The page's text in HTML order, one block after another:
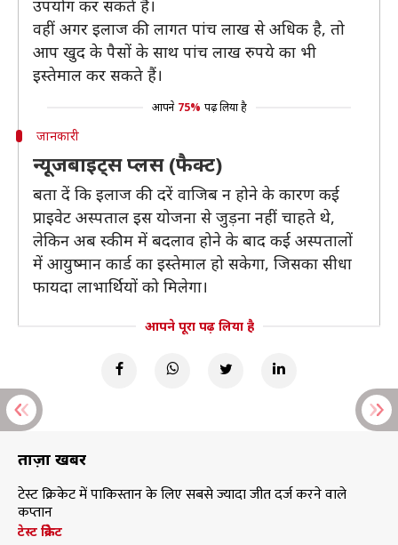
उपयोग कर सकते हैं।
वहीं अगर इलाज की लागत पांच लाख से अधिक है, तो
आप खुद के पैसों के साथ पांच लाख रुपये का भी
इस्तेमाल कर सकते हैं।
आपने 75% पढ़ लिया है
जानकारी
न्यूजबाइट्स प्लस (फैक्ट)
बता दें कि इलाज की दरें वाजिब न होने के कारण कई
प्राइवेट अस्पताल इस योजना से जुड़ना नहीं चाहते थे,
लेकिन अब स्कीम में बदलाव होने के बाद कई अस्पतालों
में आयुष्मान कार्ड का इस्तेमाल हो सकेगा, जिसका सीधा
फायदा लाभार्थियों को मिलेगा।
आपने पूरा पढ़ लिया है
ताज़ा खबरें
टेस्ट क्रिकेट में पाकिस्तान के लिए सबसे ज्यादा जीत दर्ज करने वाले
कप्तान
टेस्ट क्रिकेट